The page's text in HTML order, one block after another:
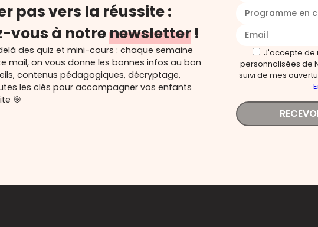
pas vers la réussite :
vous à notrenewsletter !
des quiz et mini-cours : chaque semaine
mail, on vous donne les bonnes infos au bon
contenus pédagogiques, décryptage,
les clés pour accompagner vos enfants
🎯
Programme en
J'accepte de
personnalisées de
suivi de mes